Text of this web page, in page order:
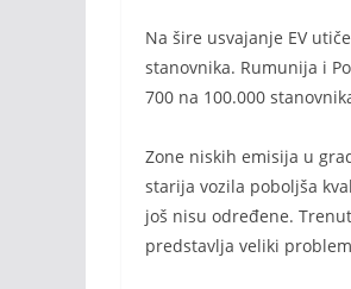
Na šire usvajanje EV
stanovnika. Rumunija i
700 na 100.000
Zone niskih emisija u
starija vozila poboljša
još nisu određene.
predstavlja veliki